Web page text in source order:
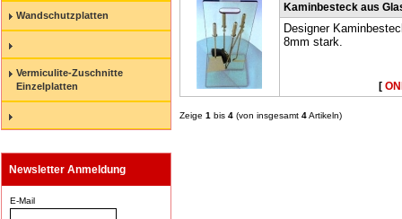
Wandschutzplatten
Vermiculite-Zuschnitte
Einzelplatten
Newsletter Anmeldung
E-Mail
Kaminbesteck aus
Designer
8mm stark.
[
Zeige 1 bis 4(von insgesamt 4Artikeln)